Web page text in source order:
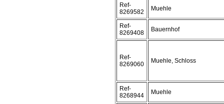
Ref-
8269582
Muehle
Ref-
8269408
Bauernhof
Ref-
8269060
Muehle, Schloss
Ref-
8268944
Muehle